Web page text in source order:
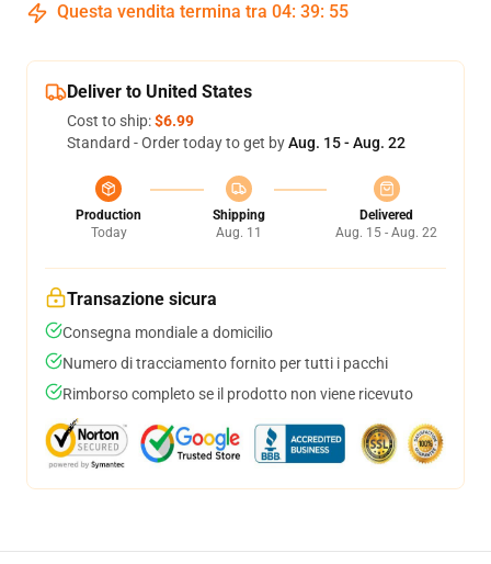
Questa vendita termina tra 04: 39: 54
Deliver to United States
Cost to ship:$6.99
Standard - Order today to get byAug. 15 - Aug. 22
Production
Today
Shipping
Aug. 11
Delivered
Aug. 15 - Aug. 22
Transazione sicura
Consegna mondiale a domicilio
Numero di tracciamento fornito per tutti i pacchi
Rimborso completo se il prodotto non viene ricevuto